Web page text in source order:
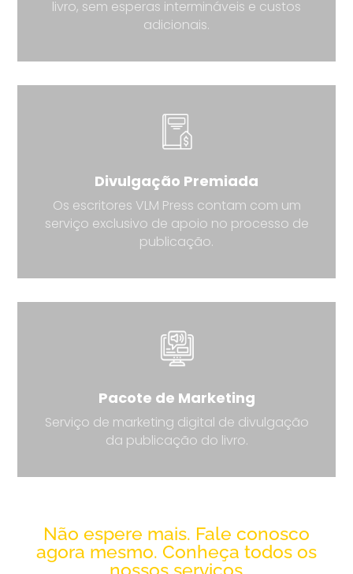
livro, sem esperas intermináveis e custos
adicionais.
Divulgação Premiada
Os escritores VLM Press contam com um
serviço exclusivo de apoio no processo de
publicação.
Pacote de Marketing
Serviço de marketing digital de divulgação
da publicação do livro.
Não espere mais. Fale conosco
agora mesmo. Conheça todos os
nossos serviços